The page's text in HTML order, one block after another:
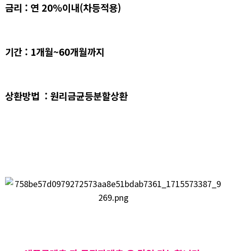
금리 : 연 20%이내(차등적용)
기간 : 1개월~60개월까지
상환방법 : 원리금균등분할상환